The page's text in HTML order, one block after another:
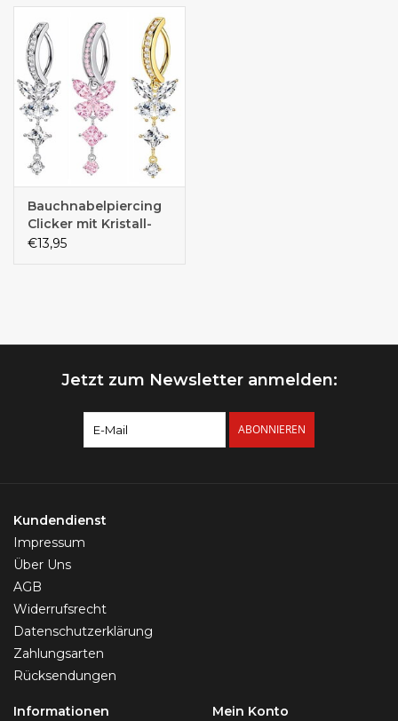
mm | Silber, Rosé &
Gold
Bauchnabelpiercing
Clicker mit Kristall-
Zirkonia –
€13,95
Jetzt zum Newsletter anmelden:
ABONNIEREN
Kundendienst
Impressum
Über Uns
AGB
Widerrufsrecht
Datenschutzerklärung
Zahlungsarten
Rücksendungen
Informationen
Mein Konto